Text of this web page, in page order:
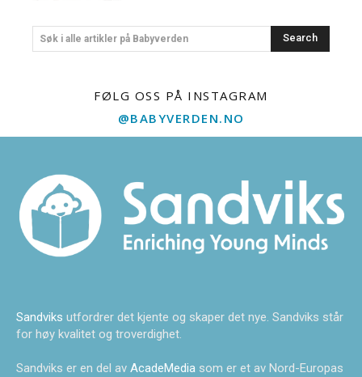
Søk i alle artikler på Babyverden Search
FØLG OSS PÅ INSTAGRAM
@BABYVERDEN.NO
Sandviks utfordrer det kjente og skaper det nye. Sandviks står
for høy kvalitet og troverdighet.
Sandviks er en del av AcadeMedia som er et av Nord-Europas